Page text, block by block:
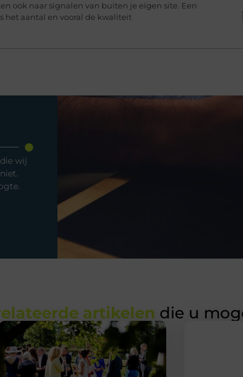
ook naar signalen van buiten je eigen site. Een
het aantal en vooral de kwaliteit
wij
artikelen die u